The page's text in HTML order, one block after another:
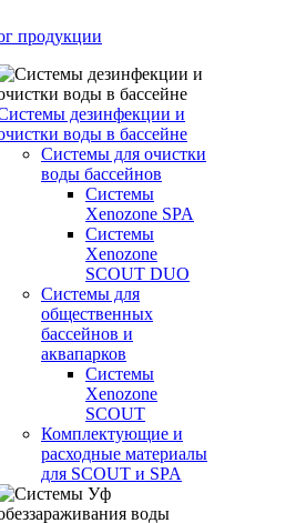
продукции
дезинфекции и
воды в бассейне
Системы для очистки
воды бассейнов
Системы
Xenozone SPA
Системы
Xenozone
SCOUT DUO
Системы для
общественных
бассейнов и
аквапарков
Системы
Xenozone
SCOUT
Комплектующие и
расходные материалы
для SCOUT и SPA